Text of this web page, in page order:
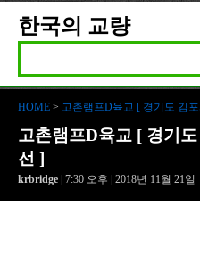
한국의 교량
HOME > 고촌램프D육교 [ 경기도 김
고촌램프D육교 [ 경기
선 ]
krbridge | 7:30 오후 | 2018년 11월 21일